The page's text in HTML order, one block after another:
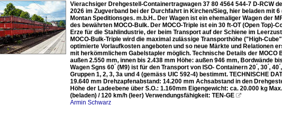
Vierachsiger Drehgestell-Containertragwagen 37 80 4564 544-7 D-RCW
2026 im Zugverband bei der Durchfahrt in Kirchen/Sieg, hier beladen mit
Montan Speditionsges. m.b.H.. Der Wagen ist ein ehemaliger Wagen der
des bewährten MOCO-Bulk. Der MOCO-Triple ist ein 30 ft-OT (Open
Erze für die Stahlindustrie, der beim Transport auf der Schiene im
MOCO-Bulk-Triple wird die maximal zulässige Transporthöhe ("High-
optimierte Vorlaufkosten angeboten und so neue Märkte und Relationen
mit herkömmlichem Gabelstapler möglich. Technische Details der MOCO
außen 2.550 mm, innen bis 2.438 mm Höhe: außen 946 mm, Bordwände
Wagen Sgns 60 ́ (M9) ist für den Transport von ISO- Containern 20 ́, 30 ́,
Gruppen 1, 2, 3, 3a und 4 (gemäss UIC 592-4) bestimmt. TECHNISCHE
19.640 mm Drehzapfenabstand: 14.200 mm Achsabstand in den
Höhe der Ladeebene über S.O.: 1.160mm Eigengewicht: ca. 20.000 kg
(beladen) / 120 km/h (leer) Verwendungsfähigkeit: TEN-GE 
Armin Schwarz